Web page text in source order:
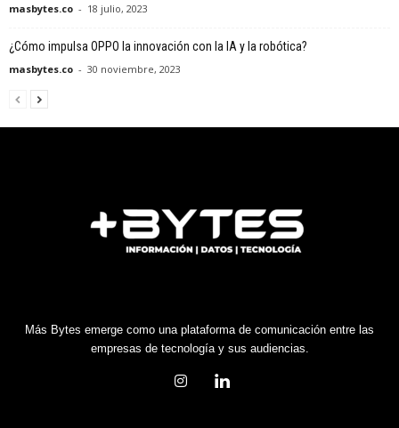
masbytes.co - 18 julio, 2023
¿Cómo impulsa OPPO la innovación con la IA y la robótica?
masbytes.co - 30 noviembre, 2023
Más Bytes emerge como una plataforma de comunicación entre las
empresas de tecnología y sus audiencias.